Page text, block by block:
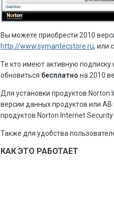
Вы можете приобрести 2010
http://www.symantecstore.ru, или
Те кто имеют активную подписку
обновиться бесплатно на 2010
Для установки продуктов
версии данных продуктов или
продуктов Norton Internet
Также для удобства
КАК ЭТО РАБОТАЕТ